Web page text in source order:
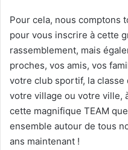
Pour cela, nous comptons
pour vous inscrire à cette
rassemblement, mais
proches, vos amis, vos
votre club sportif, la
votre village ou votre ville,
cette magnifique TEAM
ensemble autour de tous
ans maintenant !